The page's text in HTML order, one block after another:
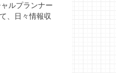
ルプランナー
、日々情報収